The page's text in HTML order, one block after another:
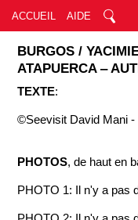
ACCUEIL AIDE
BURGOS /
ATAPUERCA ‒
TEXTE:
©Seevisit David Mani -
PHOTOS, de haut en
PHOTO 1: Il n'y a pas